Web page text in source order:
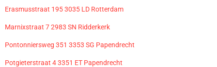
Erasmusstraat 195 3035 LD Rotterdam
Marnixstraat 7 2983 SN Ridderkerk
Pontonniersweg 351 3353 SG Papendrecht
Potgieterstraat 4 3351 ET Papendrecht